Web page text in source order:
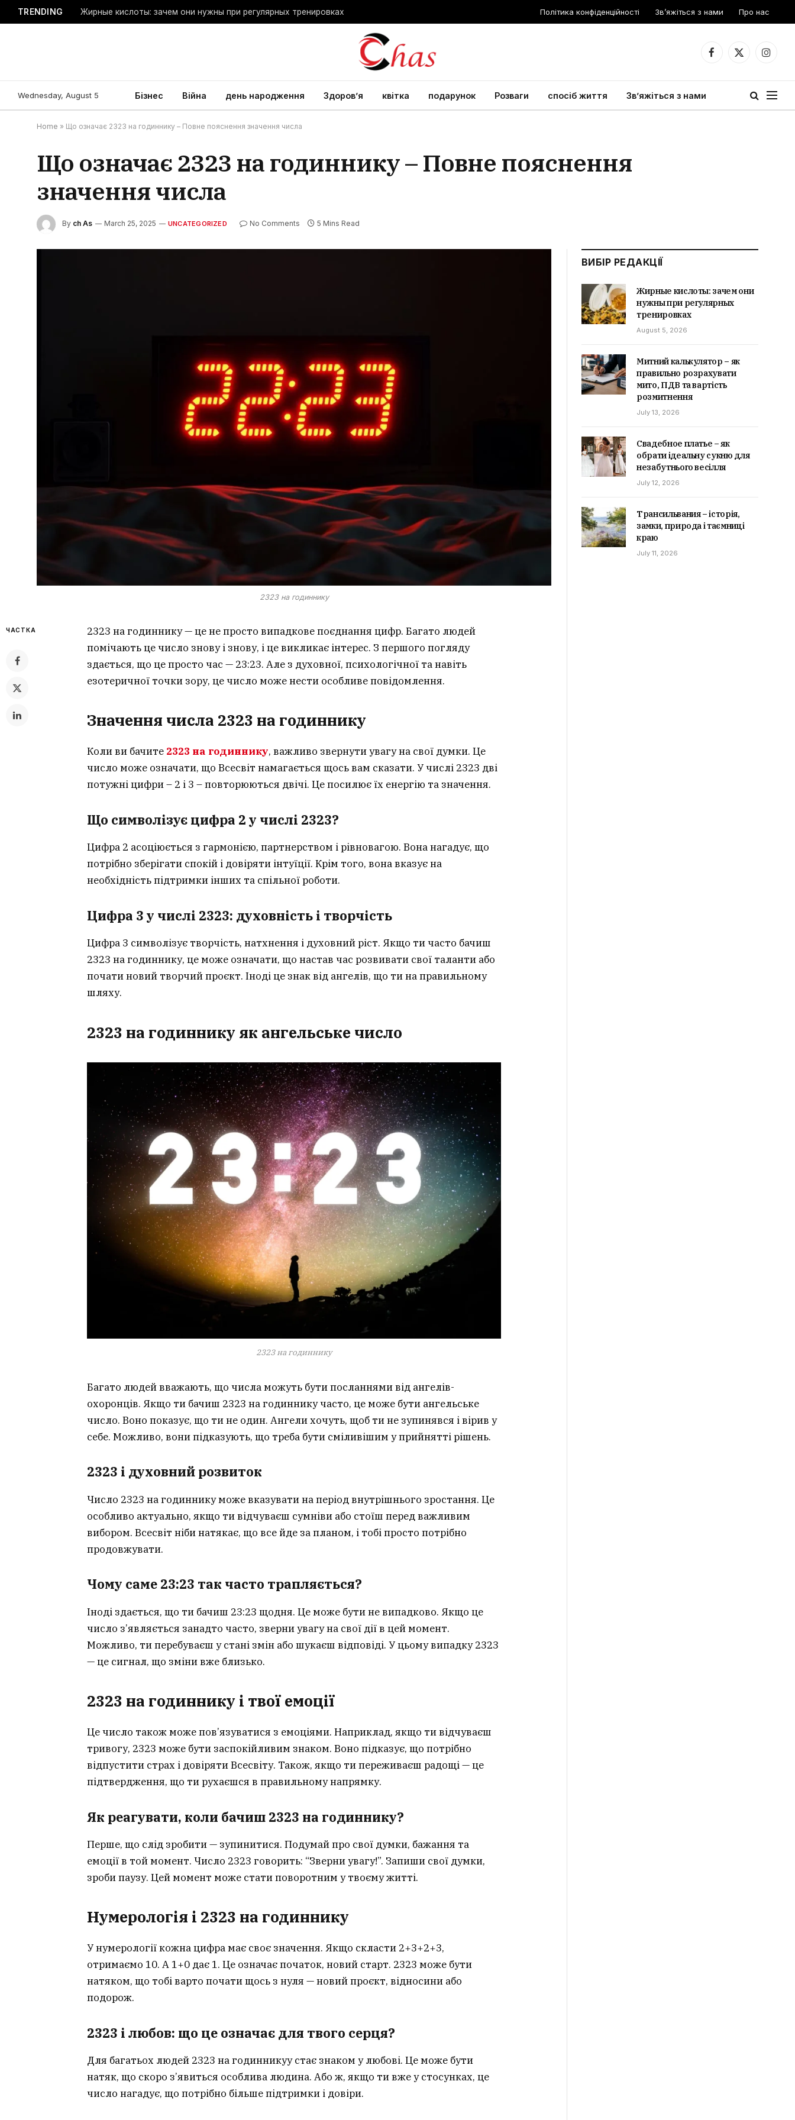
TRENDING Жирные кислоты: зачем они нужны при регулярных тренировках Політика конфіденційності Зв’яжіться з нами Про нас
Facebook
X
Wednesday, August 5 Бізнес Війна день народження Здоров’я квітка подарунок Розваги спосіб життя Зв’яжіться з нами
Home » Що означає 2323 на годиннику – Повне пояснення значення числа
Що означає 2323 на годиннику – Повне пояснення
значення числа
By ch As March 25, 2025 UNCATEGORIZED No Comments 5 Mins Read
2323 на годиннику
ЧАСТКА
2323 на годиннику — це не просто випадкове поєднання цифр. Багато людей
помічають це число знову і знову, і це викликає інтерес. З першого погляду
здається, що це просто час — 23:23. Але з духовної, психологічної та навіть
езотеричної точки зору, це число може нести особливе повідомлення.
Значення числа 2323 на годиннику
Коли ви бачите 2323 на годиннику, важливо звернути увагу на свої думки. Це
число може означати, що Всесвіт намагається щось вам сказати. У числі 2323 дві
потужні цифри – 2 і 3 – повторюються двічі. Це посилює їх енергію та значення.
Що символізує цифра 2 у числі 2323?
Цифра 2 асоціюється з гармонією, партнерством і рівновагою. Вона нагадує, що
потрібно зберігати спокій і довіряти інтуїції. Крім того, вона вказує на
необхідність підтримки інших та спільної роботи.
Цифра 3 у числі 2323: духовність і творчість
Цифра 3 символізує творчість, натхнення і духовний ріст. Якщо ти часто бачиш
2323 на годиннику, це може означати, що настав час розвивати свої таланти або
почати новий творчий проєкт. Іноді це знак від ангелів, що ти на правильному
шляху.
2323 на годиннику як ангельське число
2323 на годиннику
Багато людей вважають, що числа можуть бути посланнями від ангелів-
охоронців. Якщо ти бачиш 2323 на годиннику часто, це може бути ангельське
число. Воно показує, що ти не один. Ангели хочуть, щоб ти не зупинявся і вірив у
себе. Можливо, вони підказують, що треба бути сміливішим у прийнятті рішень.
2323 і духовний розвиток
Число 2323 на годиннику може вказувати на період внутрішнього зростання. Це
особливо актуально, якщо ти відчуваєш сумніви або стоїш перед важливим
вибором. Всесвіт ніби натякає, що все йде за планом, і тобі просто потрібно
продовжувати.
Чому саме 23:23 так часто трапляється?
Іноді здається, що ти бачиш 23:23 щодня. Це може бути не випадково. Якщо це
число з’являється занадто часто, зверни увагу на свої дії в цей момент.
Можливо, ти перебуваєш у стані змін або шукаєш відповіді. У цьому випадку 2323
— це сигнал, що зміни вже близько.
2323 на годиннику і твої емоції
Це число також може пов’язуватися з емоціями. Наприклад, якщо ти відчуваєш
тривогу, 2323 може бути заспокійливим знаком. Воно підказує, що потрібно
відпустити страх і довіряти Всесвіту. Також, якщо ти переживаєш радощі — це
підтвердження, що ти рухаєшся в правильному напрямку.
Як реагувати, коли бачиш 2323 на годиннику?
Перше, що слід зробити — зупинитися. Подумай про свої думки, бажання та
емоції в той момент. Число 2323 говорить: “Зверни увагу!”. Запиши свої думки,
зроби паузу. Цей момент може стати поворотним у твоєму житті.
Нумерологія і 2323 на годиннику
У нумерології кожна цифра має своє значення. Якщо скласти 2+3+2+3,
отримаємо 10. А 1+0 дає 1. Це означає початок, новий старт. 2323 може бути
натяком, що тобі варто почати щось з нуля — новий проєкт, відносини або
подорож.
2323 і любов: що це означає для твого серця?
Для багатьох людей 2323 на годинникуу стає знаком у любові. Це може бути
натяк, що скоро з’явиться особлива людина. Або ж, якщо ти вже у стосунках, це
число нагадує, що потрібно більше підтримки і довіри.
ВИБІР РЕДАКЦІЇ
Жирные кислоты: зачем они
нужны при регулярных
тренировках
August 5, 2026
Митний калькулятор – як
правильно розрахувати
мито, ПДВ та вартість
розмитнення
July 13, 2026
Свадебное платье – як
обрати ідеальну сукню для
незабутнього весілля
July 12, 2026
Трансильвания – історія,
замки, природа і таємниці
краю
July 11, 2026